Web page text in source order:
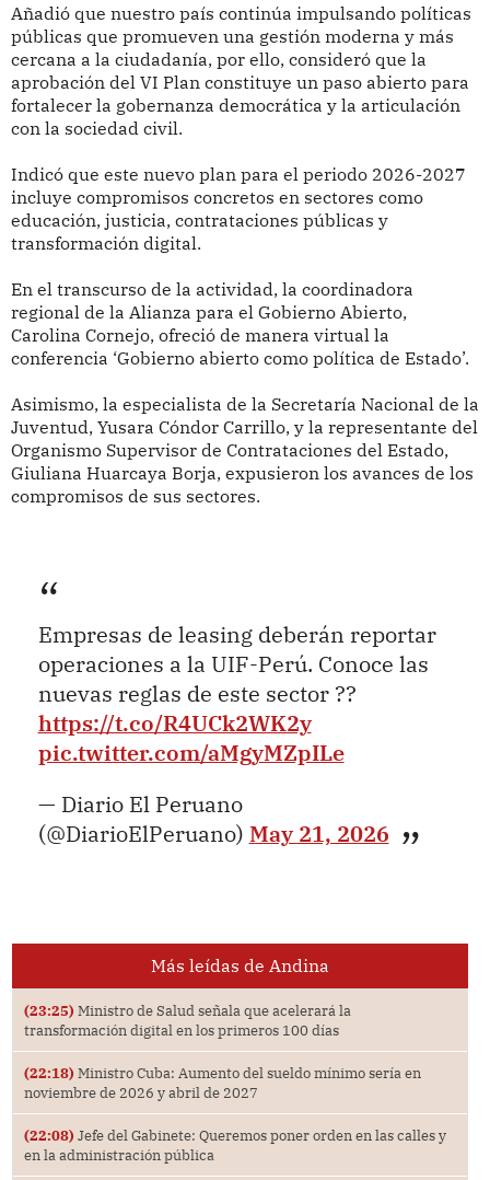
Añadió que nuestro país continúa impulsando políticas
públicas que promueven una gestión moderna y más
cercana a la ciudadanía, por ello, consideró que la
aprobación del VI Plan constituye un paso abierto para
fortalecer la gobernanza democrática y la articulación
con la sociedad civil.
Indicó que este nuevo plan para el periodo 2026-2027
incluye compromisos concretos en sectores como
educación, justicia, contrataciones públicas y
transformación digital.
En el transcurso de la actividad, la coordinadora
regional de la Alianza para el Gobierno Abierto,
Carolina Cornejo, ofreció de manera virtual la
conferencia ‘Gobierno abierto como política de Estado’.
Asimismo, la especialista de la Secretaría Nacional de la
Juventud, Yusara Cóndor Carrillo, y la representante del
Organismo Supervisor de Contrataciones del Estado,
Giuliana Huarcaya Borja, expusieron los avances de los
compromisos de sus sectores.
Empresas de leasing deberán reportar
operaciones a la UIF-Perú. Conoce las
nuevas reglas de este sector ??
https://t.co/R4UCk2WK2y
pic.twitter.com/aMgyMZpILe
— Diario El Peruano
(@DiarioElPeruano) May 21, 2026
Más leídas de Andina
(23:25) Ministro de Salud señala que acelerará la
transformación digital en los primeros 100 días
(22:18) Ministro Cuba: Aumento del sueldo mínimo sería en
noviembre de 2026 y abril de 2027
(22:08) Jefe del Gabinete: Queremos poner orden en las calles y
en la administración pública